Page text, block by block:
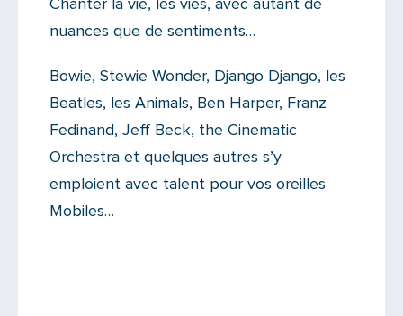
Il n'y a aucun commentaire...
Chanter la vie, les vies, avec autant de
nuances que de sentiments…
Bowie, Stewie Wonder, Django Django, les
Beatles, les Animals, Ben Harper, Franz
Fedinand, Jeff Beck, the Cinematic
Orchestra et quelques autres s’y
emploient avec talent pour vos oreilles
Mobiles…